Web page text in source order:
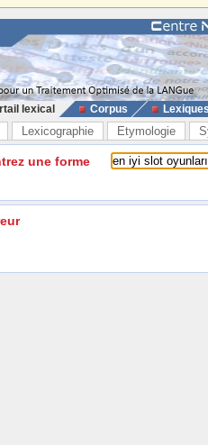
lexical Corpus
Lexicographie Etymologie
une forme